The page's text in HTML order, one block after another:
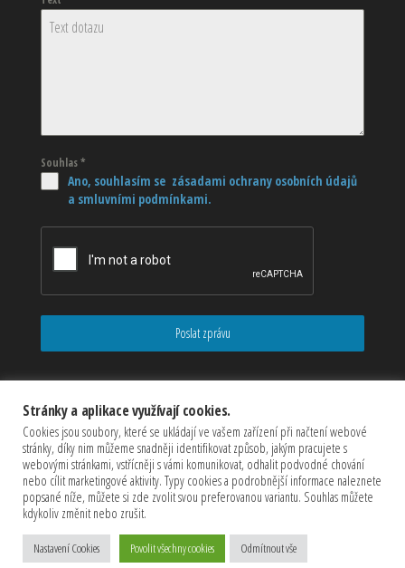
Souhlas*
Ano, souhlasím se zásadami ochrany osobních údajů
a smluvními podmínkami.
Poslat zprávu
vyhrazena)
Stránky a aplikace využívají cookies.
Cookies jsou soubory, které se ukládají ve vašem zařízení při načtení webové
stránky, díky nim můžeme snadněji identifikovat způsob, jakým pracujete s
webovými stránkami, vstřícněji s vámi komunikovat, odhalit podvodné chování
nebo cílit marketingové aktivity. Typy cookies a podrobnější informace naleznete
popsané níže, můžete si zde zvolit svou preferovanou variantu. Souhlas můžete
kdykoliv změnit nebo zrušit.
Nastavení Cookies Povolit všechny cookies Odmítnout vše